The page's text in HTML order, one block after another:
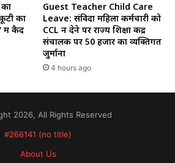
का
में कैद
Guest Teacher Child Care
Leave: संविदा महिला कर्मचारी को
CCL न देने पर राज्य शिक्षा केंद्र
संचालक पर 50 हजार का व्यक्तिगत
जुर्माना
4 hours ago
2026, All Rights Reserved
#266141 (no title)
About Us